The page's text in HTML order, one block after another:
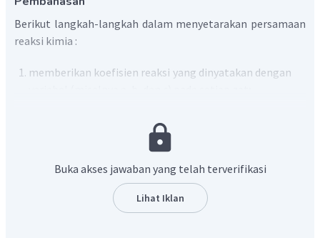
Berikut langkah-langkah dalam menyetarakan persamaan
reaksi kimia :
memberikan koefisien reaksi yang dinyatakan dengan
menyetarakan atau menyamakan jumlah atom dari
koefisien reaksi.
Buka akses jawaban yang telah terverifikasi
Lihat Iklan